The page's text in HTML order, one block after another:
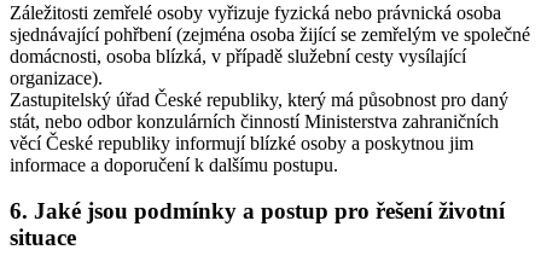
Záležitosti zemřelé osoby vyřizuje fyzická nebo právnická osoba
sjednávající pohřbení (zejména osoba žijící se zemřelým ve společné
domácnosti, osoba blízká, v případě služební cesty vysílající
organizace).
Zastupitelský úřad České republiky, který má působnost pro daný
stát, nebo odbor konzulárních činností Ministerstva zahraničních
věcí České republiky informují blízké osoby a poskytnou jim
informace a doporučení k dalšímu postupu.
6. Jaké jsou podmínky a postup pro řešení životní
situace